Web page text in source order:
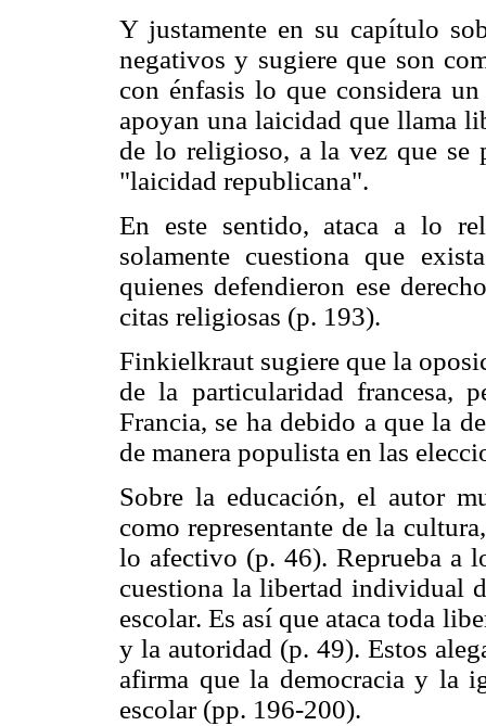
Y justamente en su capítulo
negativos y sugiere que son
con énfasis lo que considera
apoyan una laicidad que llama
de lo religioso, a la vez que se
"laicidad republicana".
En este sentido, ataca a lo
solamente cuestiona que
quienes defendieron ese
citas religiosas (p. 193).
Finkielkraut sugiere que la
de la particularidad francesa,
Francia, se ha debido a que la
de manera populista en las
Sobre la educación, el autor
como representante de la
lo afectivo (p. 46). Reprueba a
cuestiona la libertad individual
escolar. Es así que ataca toda
y la autoridad (p. 49). Estos
afirma que la democracia y la
escolar (pp. 196-200).